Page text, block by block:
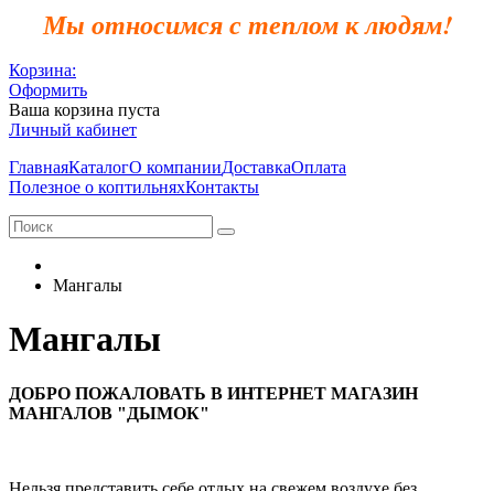
Мы относимся с теплом к людям!
Корзина:
Оформить
Ваша корзина пуста
Личный кабинет
ГлавнаяКаталогО компанииДоставкаОплата
Полезное о коптильняхКонтакты
Мангалы
Мангалы
ДОБРО ПОЖАЛОВАТЬ В ИНТЕРНЕТ МАГАЗИН
МАНГАЛОВ "ДЫМОК"